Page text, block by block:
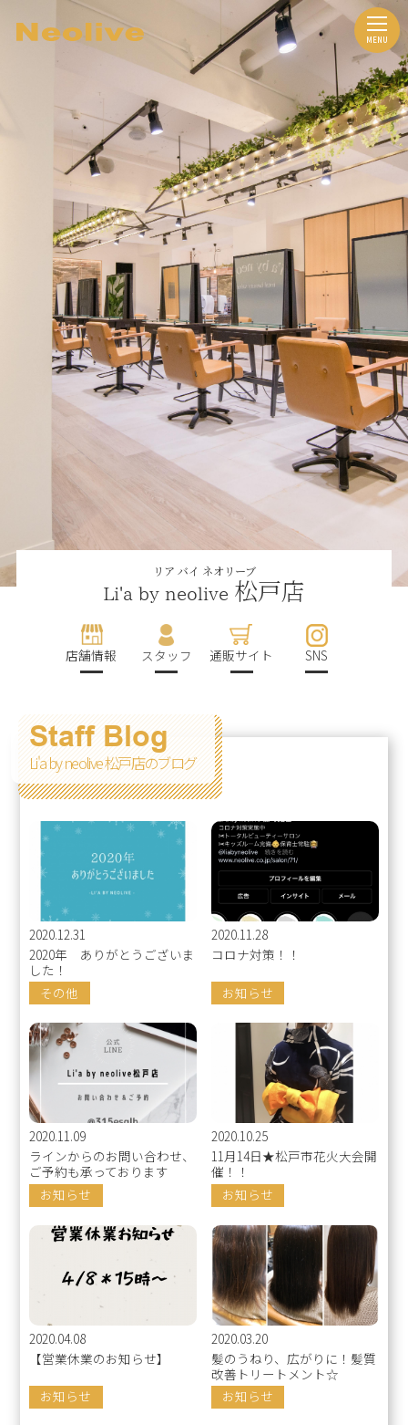
リア バイ ネオリーブ
Li'a by neolive 松戸店
店舗情報 スタッフ 通販サイト SNS
Staff Blog
Li'a by neolive 松戸店のブログ
2020.12.31
2020年 ありがとうございま
した！
その他
2020.11.28
コロナ対策！！
お知らせ
2020.11.09
ラインからのお問い合わせ、
ご予約も承っております
お知らせ
2020.10.25
11月14日★松戸市花火大会開
催！！
お知らせ
2020.04.08
【営業休業のお知らせ】
お知らせ
2020.03.20
髪のうねり、広がりに！髪質
改善トリートメント☆
お知らせ